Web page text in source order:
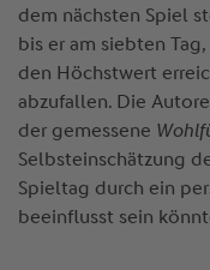
dem nächsten Spiel
bis er am siebten
den Höchstwert
abzufallen. Die
der gemessene
Selbsteinschätzung
Spieltag durch ein
beeinflusst sein